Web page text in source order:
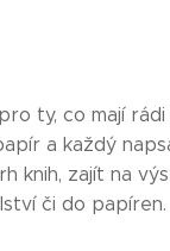
ty, co mají rádi
a každý
knih, zajít na
či do papíren.